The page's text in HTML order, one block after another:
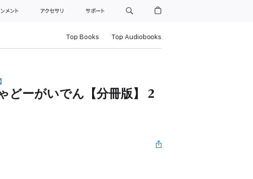
ンメント アクセサリ サポート
Top Books Top Audiobooks
どーがいでん【分冊版】 2